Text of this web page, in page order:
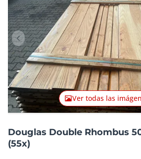
Artículo anterior
Ver todas las
Douglas Double Rhombus
(55x)